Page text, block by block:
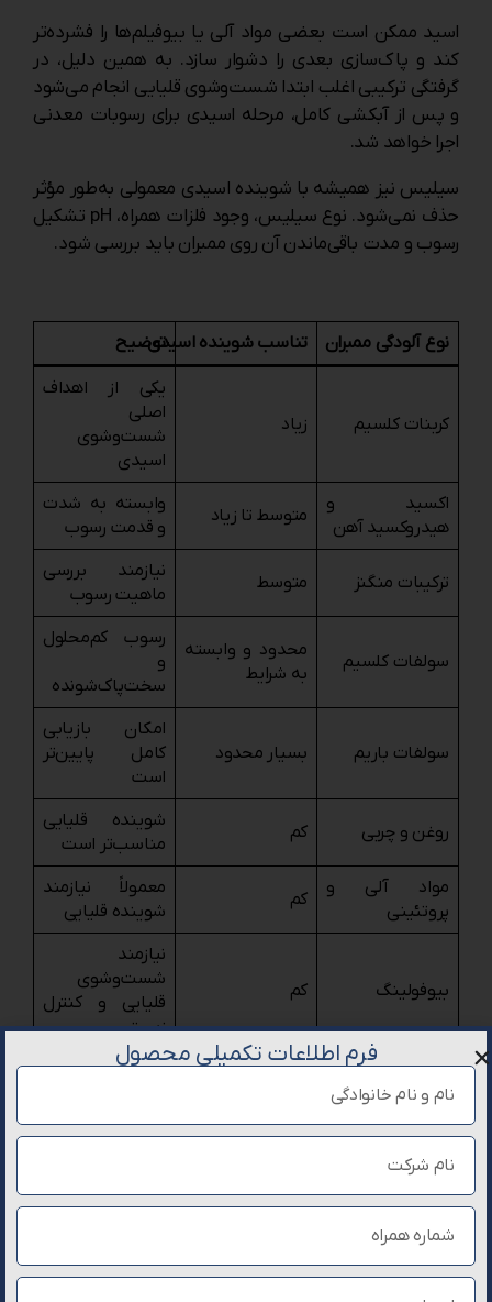
اسید ممکن است بعضی مواد آلی یا بیوفیلم‌ها را فشرده‌تر
کند و پاک‌سازی بعدی را دشوار سازد. به همین دلیل، در
گرفتگی ترکیبی اغلب ابتدا شست‌وشوی قلیایی انجام می‌شود
و پس از آبکشی کامل، مرحله اسیدی برای رسوبات معدنی
اجرا خواهد شد.
سیلیس نیز همیشه با شوینده اسیدی معمولی به‌طور مؤثر
حذف نمی‌شود. نوع سیلیس، وجود فلزات همراه، pH تشکیل
رسوب و مدت باقی‌ماندن آن روی ممبران باید بررسی شود.
نوع آلودگی ممبران تناسب شوینده اسیدیتوضیح
کربنات کلسیم زیاد
یکی از اهداف
اصلی
شست‌وشوی
اسیدی
اکسید و
هیدروکسید آهن
متوسط تا زیاد
وابسته به شدت
و قدمت رسوب
ترکیبات منگنز متوسط
نیازمند بررسی
ماهیت رسوب
سولفات کلسیم
محدود و وابسته
به شرایط
رسوب کم‌محلول
و
سخت‌پاک‌شونده
سولفات باریم بسیار محدود
امکان بازیابی
کامل پایین‌تر
است
روغن و چربی کم
شوینده قلیایی
مناسب‌تر است
مواد آلی و
پروتئینی
کم
معمولاً نیازمند
شوینده قلیایی
بیوفولینگ کم
نیازمند
شست‌وشوی
قلیایی و کنترل
زیستی
سیلیس
انتخاب شوینده
است
میزان تاثیر شوینده اسیدی ممبران بر رسوبات مختلف
تفاوت شوینده اسیدی و شوینده قلیایی ممبران
فرم اطلاعات تکمیلی محصول